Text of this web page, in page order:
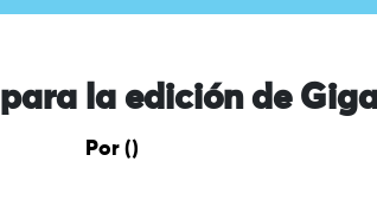
la edición de
Por ()